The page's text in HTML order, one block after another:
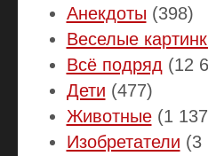
Анекдоты (398)
Веселые
Всё подряд (12
Дети (477)
Животные(1
Изобретатели (3